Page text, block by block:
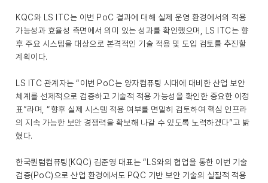
KQC와 LS ITC는 이번 PoC 결과에 대해 실제 운영 환경에서의 적용
가능성과 효율성 측면에서 의미 있는 성과를 확인했으며, LS ITC는 향
후 주요 시스템을 대상으로 본격적인 기술 적용 및 도입 검토를 추진할
계획이다.
LS ITC 관계자는 “이번 PoC는 양자컴퓨팅 시대에 대비한 산업 보안
체계를 선제적으로 검증하고 기술적 적용 가능성을 확인한 중요한 이정
표”라며, “향후 실제 시스템 적용 여부를 면밀히 검토하여 핵심 인프라
의 지속 가능한 보안 경쟁력을 확보해 나갈 수 있도록 노력하겠다”고 밝
혔다.
한국퀀텀컴퓨팅(KQC) 김준영 대표는 “LS와의 협업을 통한 이번 기술
검증(PoC)으로 산업 환경에서도 PQC 기반 보안 기술의 실질적 적용